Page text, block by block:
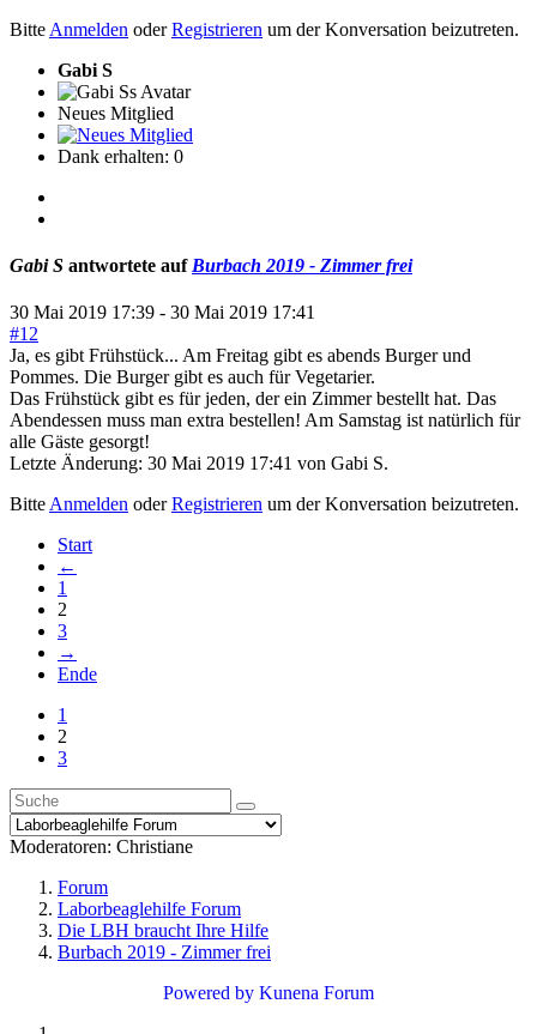
Bitte Anmelden oderRegistrieren um der Konversation beizutreten.
Gabi S
Neues Mitglied
Dank erhalten: 0
Gabi S antwortete auf Burbach 2019 - Zimmer frei
30 Mai 2019 17:39 - 30 Mai 2019 17:41
#12
Ja, es gibt Frühstück... Am Freitag gibt es abends Burger und
Pommes. Die Burger gibt es auch für Vegetarier.
Das Frühstück gibt es für jeden, der ein Zimmer bestellt hat. Das
Abendessen muss man extra bestellen! Am Samstag ist natürlich für
alle Gäste gesorgt!
Letzte Änderung: 30 Mai 2019 17:41 von Gabi S.
Bitte Anmelden oderRegistrieren um der Konversation beizutreten.
Start
←
1
2
3
→
Ende
1
2
3
Moderatoren: Christiane
Forum
Laborbeaglehilfe Forum
Die LBH braucht Ihre Hilfe
Burbach 2019 - Zimmer frei
Powered by Kunena Forum